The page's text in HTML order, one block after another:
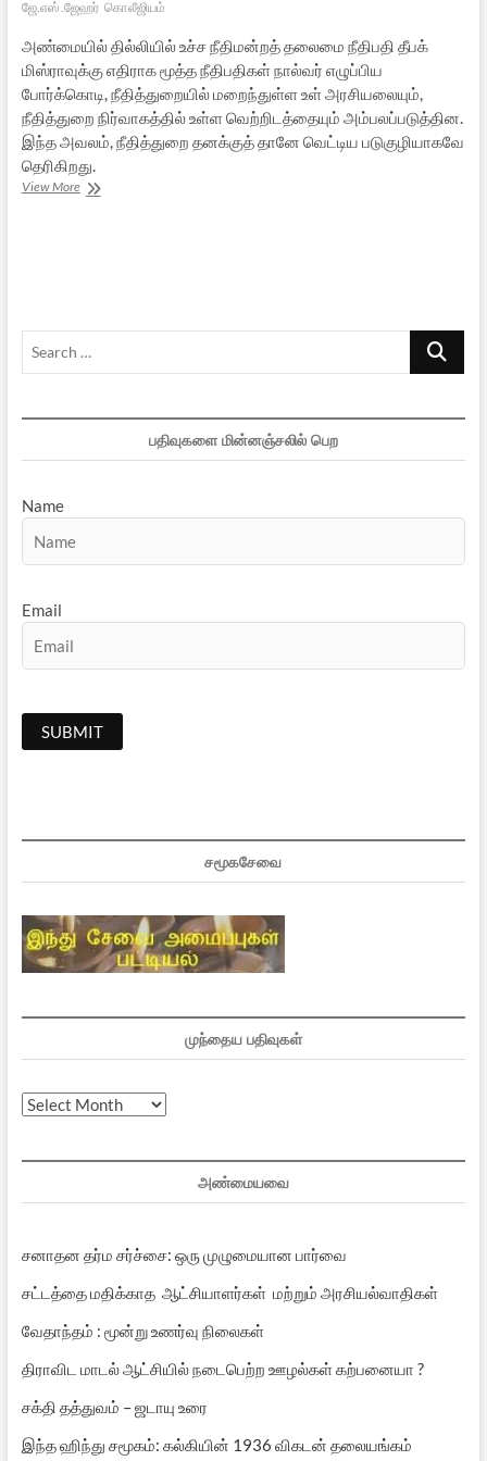
ஜே.எஸ்.ஜேஹர் கொலீஜியம்
அண்மையில் தில்லியில் உச்ச நீதிமன்றத் தலைமை நீதிபதி தீபக்
மிஸ்ராவுக்கு எதிராக மூத்த நீதிபதிகள் நால்வர் எழுப்பிய
போர்க்கொடி, நீதித்துறையில் மறைந்துள்ள உள் அரசியலையும்,
நீதித்துறை நிர்வாகத்தில் உள்ள வெற்றிடத்தையும் அம்பலப்படுத்தின.
இந்த அவலம், நீதித்துறை தனக்குத் தானே வெட்டிய படுகுழியாகவே
தெரிகிறது.
View Moreதடுமாறும்
Search
பதிவுகளை மின்னஞ்சலில் பெற
Name
Email
சமூகசேவை
முந்தைய பதிவுகள்
முந்தைய
அண்மையவை
சனாதன தர்ம சர்ச்சை: ஒரு முழுமையான பார்வை
சட்டத்தை மதிக்காத ஆட்சியாளர்கள் மற்றும் அரசியல்வாதிகள்
வேதாந்தம் : மூன்று உணர்வு நிலைகள்
திராவிட மாடல் ஆட்சியில் நடைபெற்ற ஊழல்கள் கற்பனையா ?
சக்தி தத்துவம் – ஜடாயு உரை
இந்த ஹிந்து சமூகம்: கல்கியின் 1936 விகடன் தலையங்கம்